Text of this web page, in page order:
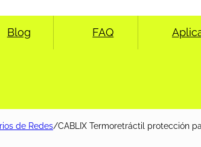
Blog FAQ
de Redes/CABLIX Termoretráctil protección